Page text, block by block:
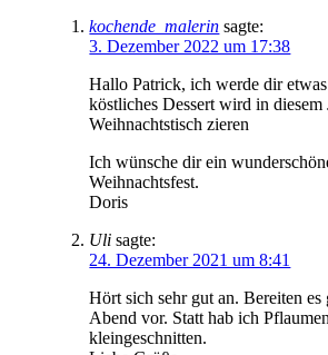
kochende_malerin sagte:
3. Dezember 2022 um 17:38
Hallo Patrick, ich werde dir
köstliches Dessert wird in diesem
Weihnachtstisch zieren
Ich wünsche dir ein
Weihnachtsfest.
Doris
Uli sagte:
24. Dezember 2021 um 8:41
Hört sich sehr gut an. Bereiten es
Abend vor. Statt hab ich
kleingeschnitten.